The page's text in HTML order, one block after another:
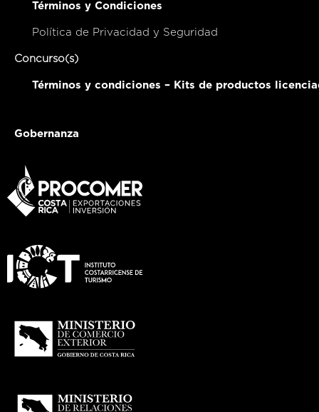
Términos y Condiciones
Política de Privacidad y Seguridad
Concurso(s)
Términos y condiciones – Kits de productos
Gobernanza